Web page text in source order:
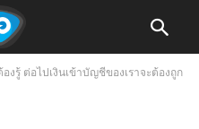
งรู้ ต่อไปเงินเข้าบัญชีของเราจะต้องถูก